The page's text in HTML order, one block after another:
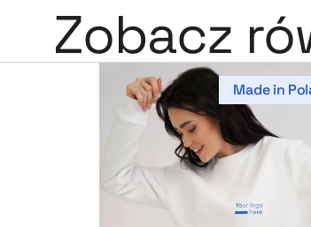
Zobacz
Made in